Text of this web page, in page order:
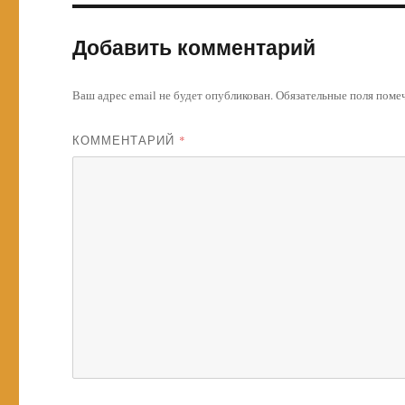
Добавить комментарий
Ваш адрес email не будет опубликован.Обязательные поля
КОММЕНТАРИЙ *